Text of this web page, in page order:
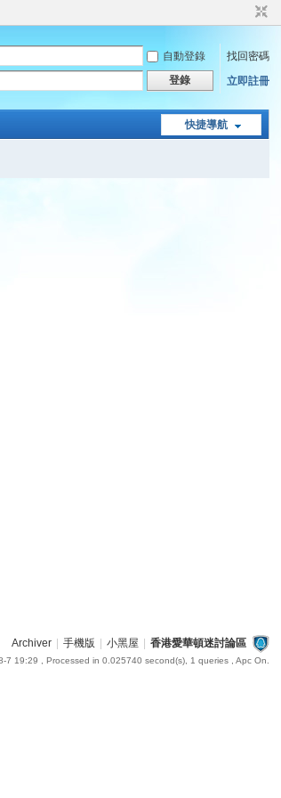
自動登錄
找回密碼
登錄 立即註冊
快捷導航
Archiver 手機版 小黑屋 香港愛華頓迷討論區
7 19:29 , Processed in 0.025740 second(s), 1 queries , Apc On.